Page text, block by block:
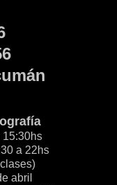
15:30hs
a 22hs
abril